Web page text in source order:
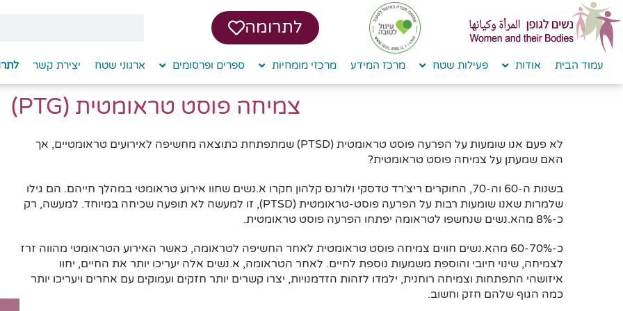
לתוכן
לתרומה
עמוד הבית אודות פעילות שטח מרכז המידע מרכזי מומחיות ספרים ופרסומים ארגוני שטח יצירת קשר
צמיחה פוסט טראומטית (PTG)
לא פעם אנו שומעות על הפרעה פוסט טראומטית (PTSD) שמתפתחת כתוצאה מחשיפה לאירועים טראומטיים, אך
האם שמעתן על צמיחה פוסט טראומטית?
בשנות ה-60 וה-70, החוקרים ריצ׳רד טדסקי ולורנס קלהון חקרו א.נשים שחוו אירוע טראומטי במהלך חייהם. הם גילו
שלמרות שאנו שומעות רבות על הפרעה פוסט-טראומטית (PTSD), זו למעשה לא תופעה שכיחה במיוחד. למעשה, רק
כ-8% מהא.נשים שנחשפו לטראומה יפתחו הפרעה פוסט טראומטית.
כ-60-70% מהא.נשים חווים צמיחה פוסט טראומטית לאחר החשיפה לטראומה, כאשר האירוע הטראומטי מהווה זרז
לצמיחה, שינוי חיובי והוספת משמעות נוספת לחיים. לאחר הטראומה, א.נשים אלה יעריכו יותר את החיים, יחוו
איזושהי התפתחות וצמיחה רוחנית, ילמדו לזהות הזדמנויות, יצרו קשרים יותר חזקים ועמוקים עם אחרים ויעריכו יותר
כמה הגוף שלהם חזק וחשוב.